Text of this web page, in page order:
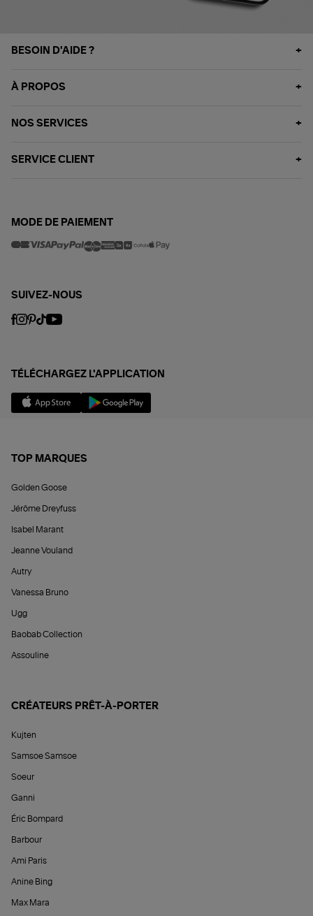
BESOIN D'AIDE ?
À PROPOS
NOS SERVICES
SERVICE CLIENT
MODE DE PAIEMENT
SUIVEZ-NOUS
TÉLÉCHARGEZ L'APPLICATION
TOP MARQUES
Golden Goose
Jérôme Dreyfuss
Isabel Marant
Jeanne Vouland
Autry
Vanessa Bruno
Ugg
Baobab Collection
Assouline
CRÉATEURS PRÊT-À-PORTER
Kujten
Samsoe Samsoe
Soeur
Ganni
Éric Bompard
Barbour
Ami Paris
Anine Bing
Max Mara